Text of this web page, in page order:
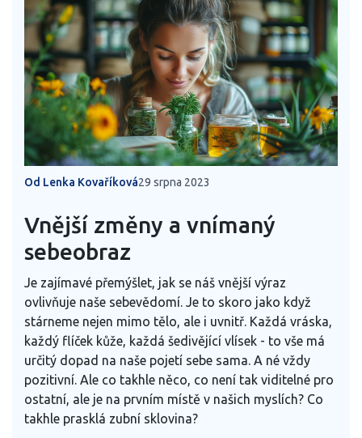
Od Lenka Kovaříková29 srpna 2023
Vnější změny a vnímaný
sebeobraz
Je zajímavé přemýšlet, jak se náš vnější výraz
ovlivňuje naše sebevědomí. Je to skoro jako když
stárneme nejen mimo tělo, ale i uvnitř. Každá vráska,
každý flíček kůže, každá šedivějící vlísek - to vše má
určitý dopad na naše pojetí sebe sama. A né vždy
pozitivní. Ale co takhle něco, co není tak viditelné pro
ostatní, ale je na prvním místě v našich myslích? Co
takhle prasklá zubní sklovina?